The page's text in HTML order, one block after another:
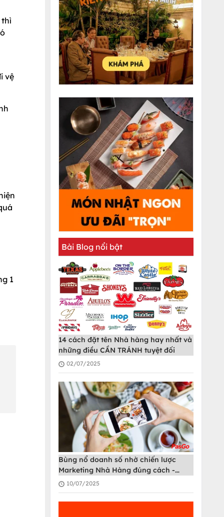
thì
vệ
1
Bài Blog nổi bật
14 cách đặt tên Nhà hàng hay nhất và
những điều CẦN TRÁNH tuyệt đối
02/07/2025
Bùng nổ doanh số nhờ chiến lược
Marketing Nhà Hàng đúng cách -
PasGo
10/07/2025